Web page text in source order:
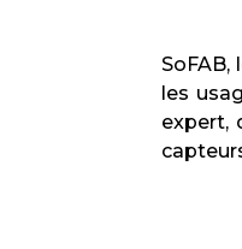
SoFAB,
les
expert,